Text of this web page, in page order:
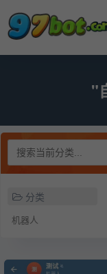
"
分类
机器人